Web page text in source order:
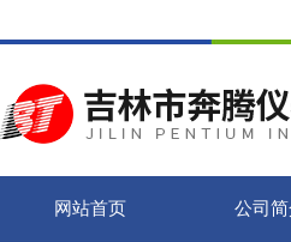
网站首页 公司简